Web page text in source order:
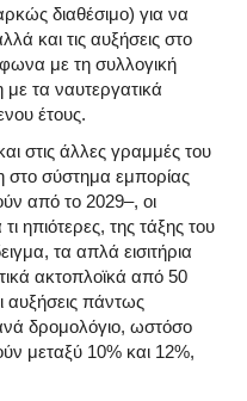
διαθέσιμο) για να
και τις αυξήσεις στο
με τη συλλογική
τα ναυτεργατικά
έτους.
στις άλλες γραμμές του
στο σύστημα εμπορίας
από το 2029–, οι
ηπιότερες, της τάξης του
τα απλά εισιτήρια
ακτοπλοϊκά από 50
πάντως
δρομολόγιο, ωστόσο
μεταξύ 10% και 12%,